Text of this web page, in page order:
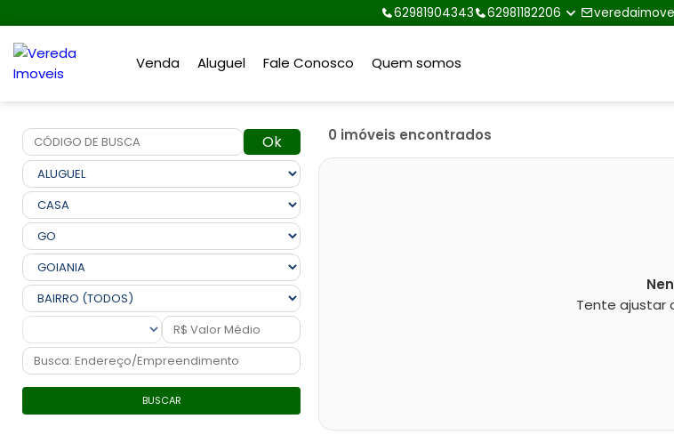
62981904343 62981182206
Venda Aluguel Fale Conosco Quem somos
Ok
BUSCAR
0 imóveis encontrados
Tente ajustar